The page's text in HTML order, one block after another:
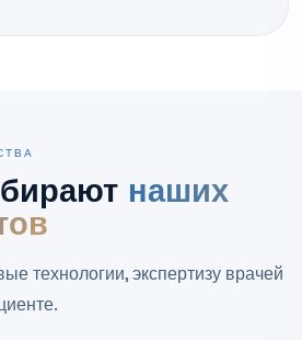
наших
технологии, экспертизу врачей